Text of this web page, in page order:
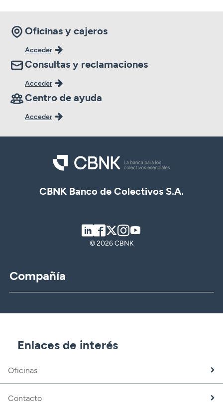
Oficinas y cajeros
Acceder
Consultas y reclamaciones
Acceder
Centro de ayuda
Acceder
CBNK Banco de Colectivos S.A.
LinkedIn
Facebook
TwitterInstagram
© 2026 CBNK
Compañía
CBNK Gestión de Activos
CBNK Mediación de Seguros
Banca Partner
Trabaja con nosotros
Fundación CBNK
Enlaces de interés
Oficinas
Contacto